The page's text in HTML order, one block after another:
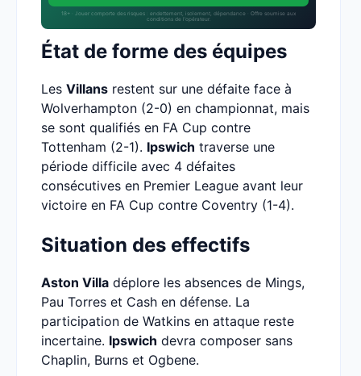
18+ · Jouer comporte des risques : endettement, isolement, dépendance · Offre soumise aux
conditions de l’opérateur.
État de forme des équipes
Les Villans restent sur une défaite face à
Wolverhampton (2-0) en championnat, mais
se sont qualifiés en FA Cup contre
Tottenham (2-1). Ipswich traverse une
période difficile avec 4 défaites
consécutives en Premier League avant leur
victoire en FA Cup contre Coventry (1-4).
Situation des effectifs
Aston Villa déplore les absences de Mings,
Pau Torres et Cash en défense. La
participation de Watkins en attaque reste
incertaine. Ipswich devra composer sans
Chaplin, Burns et Ogbene.